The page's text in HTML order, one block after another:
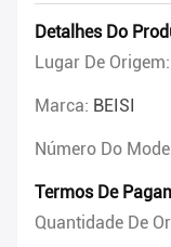
Detalhes Do
Lugar De Origem:
Marca: BEISI
Número Do
Termos De
Quantidade De